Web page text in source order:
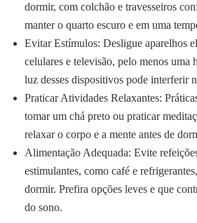
dormir, com colchão e travesseiros
manter o quarto escuro e em uma
Evitar Estímulos: Desligue aparelhos
celulares e televisão, pelo menos uma
luz desses dispositivos pode interferir
Praticar Atividades Relaxantes:
tomar um chá preto ou praticar
relaxar o corpo e a mente antes de
Alimentação Adequada: Evite
estimulantes, como café e
dormir. Prefira opções leves e que
do sono.